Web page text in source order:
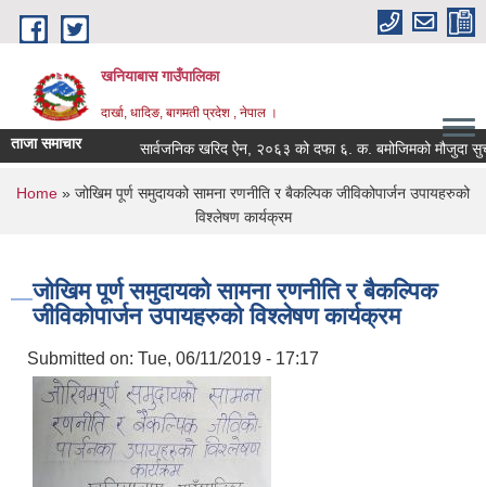
Skip to main content
खनियाबास गाउँपालिका
दार्खा, धादिङ, बागमती प्रदेश , नेपाल ।
ताजा समाचार सार्वजनिक खरिद ऐन, २०६३ को दफा ६. क. बमोजिमको मौजुदा सुची
You are here
Home » जोखिम पूर्ण समुदायको सामना रणनीति र बैकल्पिक जीविकोपार्जन उपायहरुको
विश्लेषण कार्यक्रम
जोखिम पूर्ण समुदायको सामना रणनीति र बैकल्पिक
जीविकोपार्जन उपायहरुको विश्लेषण कार्यक्रम
Submitted on: Tue, 06/11/2019 - 17:17